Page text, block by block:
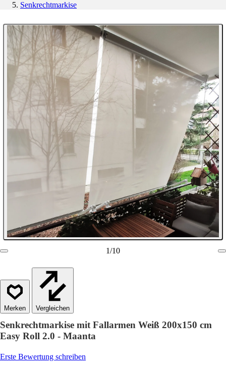
Senkrechtmarkise
1/10
Vergleichen
Senkrechtmarkise mit Fallarmen Weiß 200x150 cm
Easy Roll 2.0 - Maanta
Erste Bewertung schreiben